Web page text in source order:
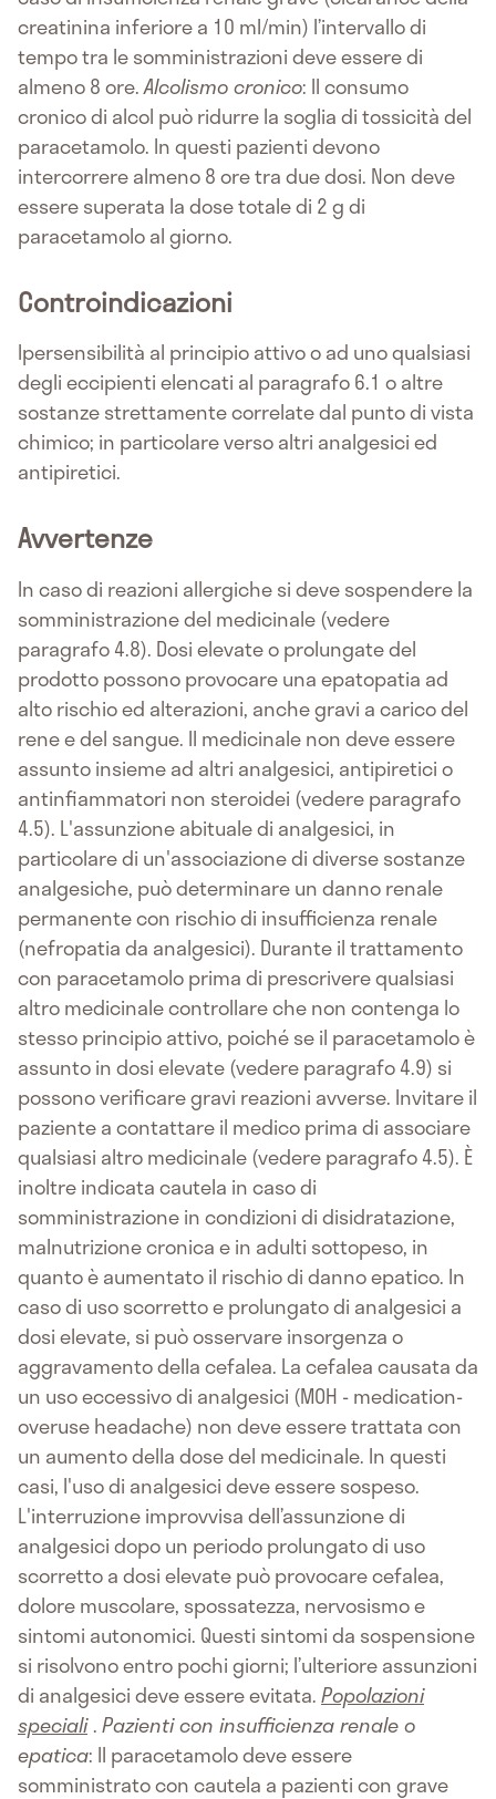
creatinina inferiore a 10 ml/min) l’intervallo di
tempo tra le somministrazioni deve essere di
almeno 8 ore.Alcolismo cronico: Il consumo
cronico di alcol può ridurre la soglia di tossicità del
paracetamolo. In questi pazienti devono
intercorrere almeno 8 ore tra due dosi. Non deve
essere superata la dose totale di 2 g di
paracetamolo al giorno.
Controindicazioni
Ipersensibilità al principio attivo o ad uno qualsiasi
degli eccipienti elencati al paragrafo 6.1 o altre
sostanze strettamente correlate dal punto di vista
chimico; in particolare verso altri analgesici ed
antipiretici.
Avvertenze
In caso di reazioni allergiche si deve sospendere la
somministrazione del medicinale (vedere
paragrafo 4.8). Dosi elevate o prolungate del
prodotto possono provocare una epatopatia ad
alto rischio ed alterazioni, anche gravi a carico del
rene e del sangue. Il medicinale non deve essere
assunto insieme ad altri analgesici, antipiretici o
antinfiammatori non steroidei (vedere paragrafo
4.5). L'assunzione abituale di analgesici, in
particolare di un'associazione di diverse sostanze
analgesiche, può determinare un danno renale
permanente con rischio di insufficienza renale
(nefropatia da analgesici). Durante il trattamento
con paracetamolo prima di prescrivere qualsiasi
altro medicinale controllare che non contenga lo
stesso principio attivo, poiché se il paracetamolo è
assunto in dosi elevate (vedere paragrafo 4.9) si
possono verificare gravi reazioni avverse. Invitare il
paziente a contattare il medico prima di associare
qualsiasi altro medicinale (vedere paragrafo 4.5). È
inoltre indicata cautela in caso di
somministrazione in condizioni di disidratazione,
malnutrizione cronica e in adulti sottopeso, in
quanto è aumentato il rischio di danno epatico. In
caso di uso scorretto e prolungato di analgesici a
dosi elevate, si può osservare insorgenza o
aggravamento della cefalea. La cefalea causata da
un uso eccessivo di analgesici (MOH - medication-
overuse headache) non deve essere trattata con
un aumento della dose del medicinale. In questi
casi, l'uso di analgesici deve essere sospeso.
L'interruzione improvvisa dell’assunzione di
analgesici dopo un periodo prolungato di uso
scorretto a dosi elevate può provocare cefalea,
dolore muscolare, spossatezza, nervosismo e
sintomi autonomici. Questi sintomi da sospensione
si risolvono entro pochi giorni; l’ulteriore assunzioni
di analgesici deve essere evitata.Popolazioni
speciali .Pazienti con insufficienza renale o
epatica: Il paracetamolo deve essere
somministrato con cautela a pazienti con grave